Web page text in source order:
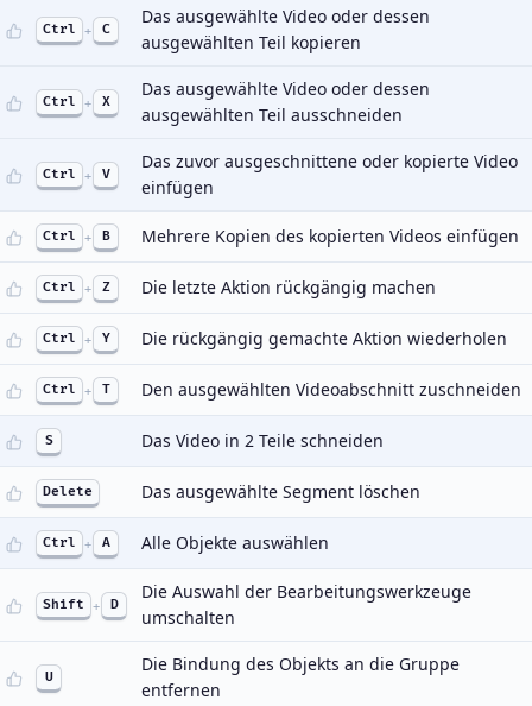
Ctrl + C
Das ausgewählte Video oder dessen
ausgewählten Teil kopieren
Ctrl + X
Das ausgewählte Video oder dessen
ausgewählten Teil ausschneiden
Ctrl + V
Das zuvor ausgeschnittene oder kopierte Video
einfügen
Ctrl + B Mehrere Kopien des kopierten Videos einfügen
Ctrl + Z Die letzte Aktion rückgängig machen
Ctrl + Y Die rückgängig gemachte Aktion wiederholen
Ctrl + T Den ausgewählten Videoabschnitt zuschneiden
S Das Video in 2 Teile schneiden
Delete Das ausgewählte Segment löschen
Ctrl + A Alle Objekte auswählen
Shift + D
Die Auswahl der Bearbeitungswerkzeuge
umschalten
U
Die Bindung des Objekts an die Gruppe
entfernen